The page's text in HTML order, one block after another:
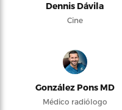
Dennis Dávila
Cine
González Pons MD
Médico radiólogo